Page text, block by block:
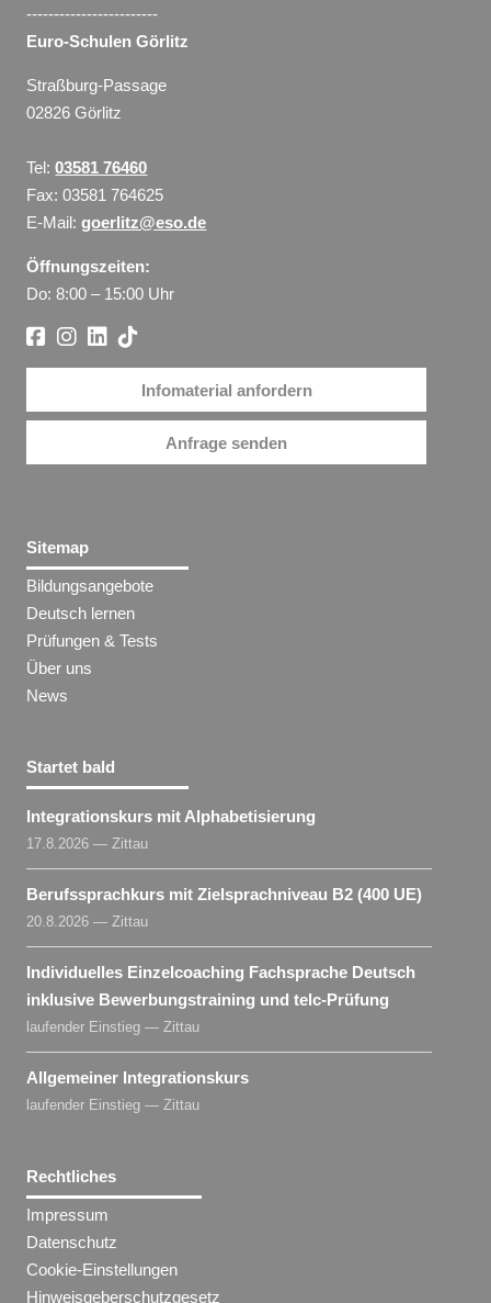
------------------------
Euro-Schulen Görlitz
Straßburg-Passage
02826 Görlitz
Tel:03581 76460
Fax: 03581 764625
E-Mail:goerlitz@eso.de
Öffnungszeiten:
Do: 8:00 – 15:00 Uhr
Infomaterial anfordern
Anfrage senden
Sitemap
Bildungsangebote
Deutsch lernen
Prüfungen & Tests
Über uns
News
Startet bald
Integrationskurs mit Alphabetisierung
17.8.2026 — Zittau
Berufssprachkurs mit Zielsprachniveau B2 (400 UE)
20.8.2026 — Zittau
Individuelles Einzelcoaching Fachsprache Deutsch
inklusive Bewerbungstraining und telc-Prüfung
laufender Einstieg — Zittau
Allgemeiner Integrationskurs
laufender Einstieg — Zittau
Rechtliches
Impressum
Datenschutz
Cookie-Einstellungen
Hinweisgeberschutzgesetz